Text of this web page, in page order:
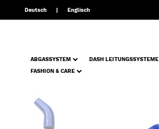
Deutsch Englisch
ABGASSYSTEM DASH LEITUNGSSYSTEME
FASHION & CARE